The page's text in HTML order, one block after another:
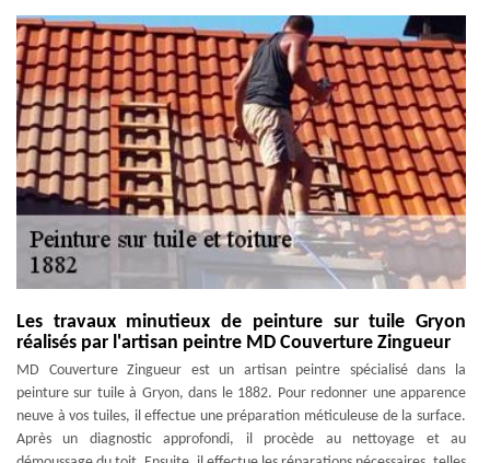
Les travaux minutieux de peinture sur tuile Gryon
réalisés par l'artisan peintre MD Couverture Zingueur
MD Couverture Zingueur est un artisan peintre spécialisé dans la
peinture sur tuile à Gryon, dans le 1882. Pour redonner une apparence
neuve à vos tuiles, il effectue une préparation méticuleuse de la surface.
Après un diagnostic approfondi, il procède au nettoyage et au